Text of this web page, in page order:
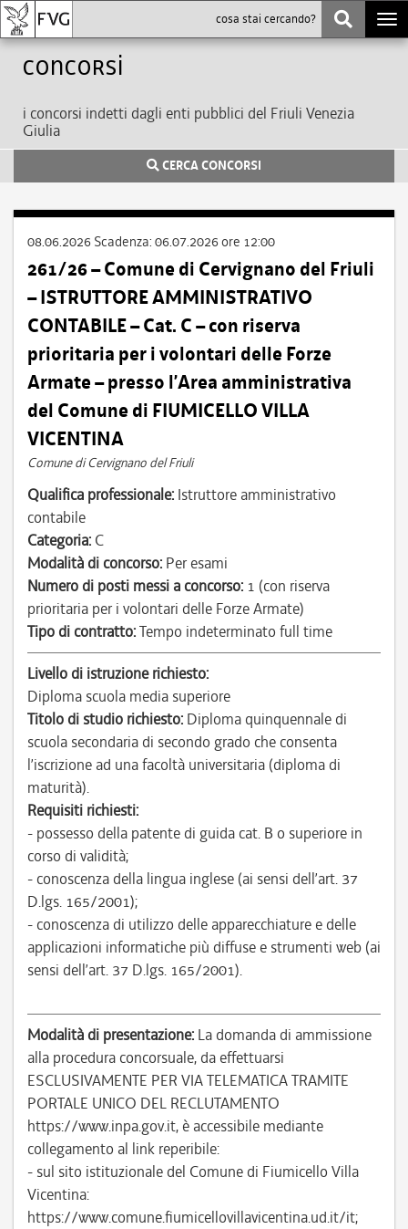
Concorsi
i concorsi indetti dagli enti pubblici del Friuli Venezia
Giulia
CERCA CONCORSI
08.06.2026 Scadenza: 06.07.2026 ore 12:00
261/26 – Comune di Cervignano del Friuli
– ISTRUTTORE AMMINISTRATIVO
CONTABILE – Cat. C – con riserva
prioritaria per i volontari delle Forze
Armate – presso l’Area amministrativa
del Comune di FIUMICELLO VILLA
VICENTINA
Comune di Cervignano del Friuli
Qualifica professionale: Istruttore amministrativo
contabile
Categoria: C
Modalità di concorso: Per esami
Numero di posti messi a concorso: 1 (con riserva
prioritaria per i volontari delle Forze Armate)
Tipo di contratto:Tempo indeterminato full time
Livello di istruzione richiesto:
Diploma scuola media superiore
Titolo di studio richiesto: Diploma quinquennale di
scuola secondaria di secondo grado che consenta
l’iscrizione ad una facoltà universitaria (diploma di
maturità).
Requisiti richiesti:
- possesso della patente di guida cat. B o superiore in
corso di validità;
- conoscenza della lingua inglese (ai sensi dell’art. 37
D.lgs. 165/2001);
- conoscenza di utilizzo delle apparecchiature e delle
applicazioni informatiche più diffuse e strumenti web (ai
sensi dell’art. 37 D.lgs. 165/2001).
Modalità di presentazione: La domanda di ammissione
alla procedura concorsuale, da effettuarsi
ESCLUSIVAMENTE PER VIA TELEMATICA TRAMITE
PORTALE UNICO DEL RECLUTAMENTO
https://www.inpa.gov.it, è accessibile mediante
collegamento al link reperibile:
- sul sito istituzionale del Comune di Fiumicello Villa
Vicentina:
https://www.comune.fiumicellovillavicentina.ud.it/it;